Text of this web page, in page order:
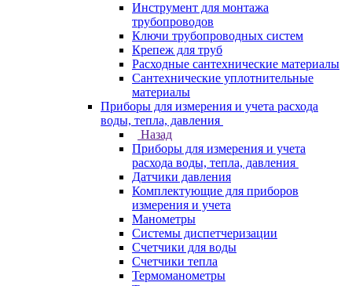
Инструмент для монтажа
трубопроводов
Ключи трубопроводных систем
Крепеж для труб
Расходные сантехнические материалы
Сантехнические уплотнительные
материалы
Приборы для измерения и учета расхода
воды, тепла, давления
Назад
Приборы для измерения и учета
расхода воды, тепла, давления
Датчики давления
Комплектующие для приборов
измерения и учета
Манометры
Системы диспетчеризации
Счетчики для воды
Счетчики тепла
Термоманометры